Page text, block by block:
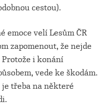
cestou).
emoce velí Lesům ČR
zapomenout, že nejde
Protože i konání
vede ke škodám.
třeba na některé